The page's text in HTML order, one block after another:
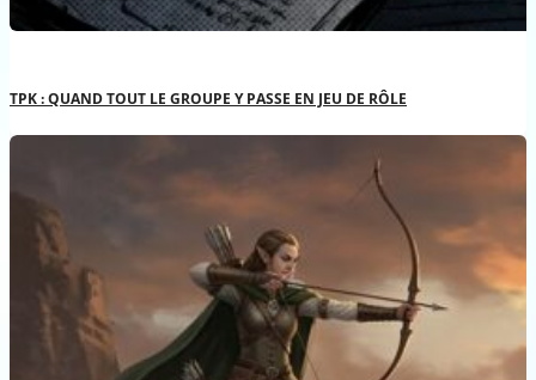
TPK : QUAND TOUT LE GROUPE Y PASSE EN JEU DE RÔLE